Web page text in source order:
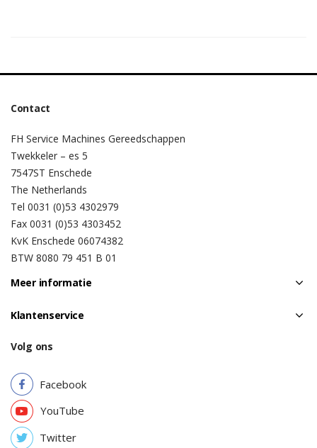
Contact
FH Service Machines Gereedschappen
Twekkeler – es 5
7547ST Enschede
The Netherlands
Tel 0031 (0)53 4302979
Fax 0031 (0)53 4303452
KvK Enschede 06074382
BTW 8080 79 451 B 01
Meer informatie
Klantenservice
Volg ons
Facebook
YouTube
Twitter